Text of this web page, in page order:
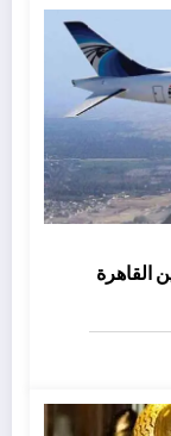
القاهرة